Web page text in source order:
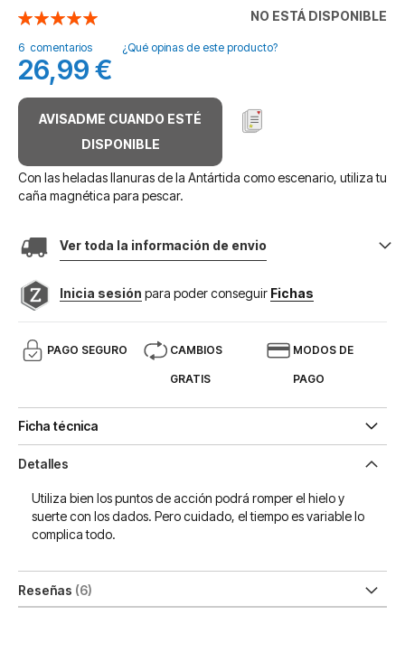
de
la
galería
de
imágenes
NO ESTÁ DISPONIBLE
Valoración:
6 comentarios ¿Qué opinas de este producto?
26,99 €
AVISADME CUANDO ESTÉ
DISPONIBLE
Con las heladas llanuras de la Antártida como escenario, utiliza tu
caña magnética para pescar.
Ver toda la información de envio
Inicia sesión para poder conseguir Fichas
PAGO SEGURO CAMBIOS
GRATIS
MODOS DE
PAGO
Ficha técnica
Detalles
Utiliza bien los puntos de acción podrá romper el hielo y
suerte con los dados. Pero cuidado, el tiempo es variable lo
complica todo.
Reseñas 6